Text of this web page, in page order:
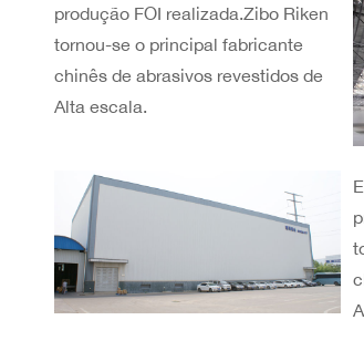
produção FOI realizada.Zibo Riken
tornou-se o principal fabricante
chinês de abrasivos revestidos de
Alta escala.